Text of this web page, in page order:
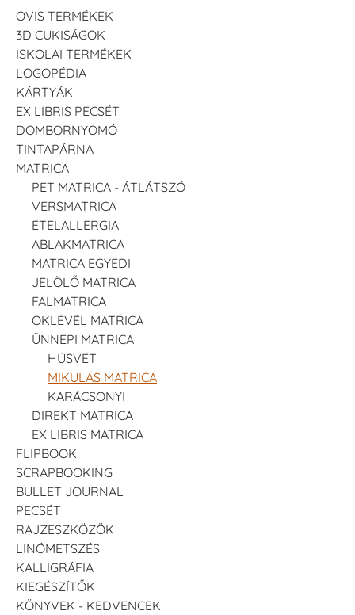
OVIS TERMÉKEK
3D CUKISÁGOK
ISKOLAI TERMÉKEK
LOGOPÉDIA
KÁRTYÁK
EX LIBRIS PECSÉT
DOMBORNYOMÓ
TINTAPÁRNA
MATRICA
PET MATRICA - ÁTLÁTSZÓ
VERSMATRICA
ÉTELALLERGIA
ABLAKMATRICA
MATRICA EGYEDI
JELÖLŐ MATRICA
FALMATRICA
OKLEVÉL MATRICA
ÜNNEPI MATRICA
HÚSVÉT
MIKULÁS MATRICA
KARÁCSONYI
DIREKT MATRICA
EX LIBRIS MATRICA
FLIPBOOK
SCRAPBOOKING
BULLET JOURNAL
PECSÉT
RAJZESZKÖZÖK
LINÓMETSZÉS
KALLIGRÁFIA
KIEGÉSZÍTŐK
KÖNYVEK - KEDVENCEK